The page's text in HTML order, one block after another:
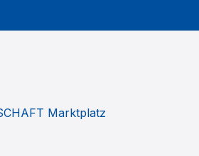
Marktplatz